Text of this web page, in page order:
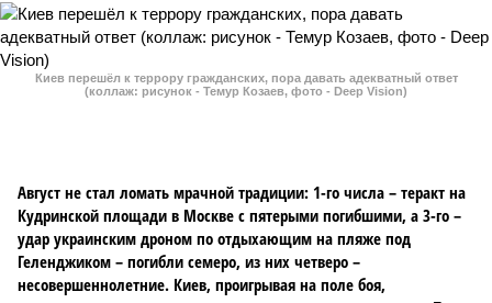
Киев перешёл к террору гражданских, пора давать адекватный ответ
(коллаж: рисунок - Темур Козаев, фото - Deep Vision)
Август не стал ломать мрачной традиции: 1-го числа – теракт на
Кудринской площади в Москве с пятерыми погибшими, а 3-го –
удар украинским дроном по отдыхающим на пляже под
Геленджиком – погибли семеро, из них четверо –
несовершеннолетние. Киев, проигрывая на поле боя,